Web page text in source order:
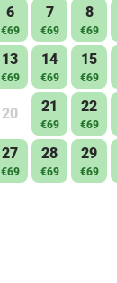
6
€69
7
€69
8
€69
13
€69
14
€69
15
€69
20 21
€69
22
€69
27
€69
28
€69
29
€69